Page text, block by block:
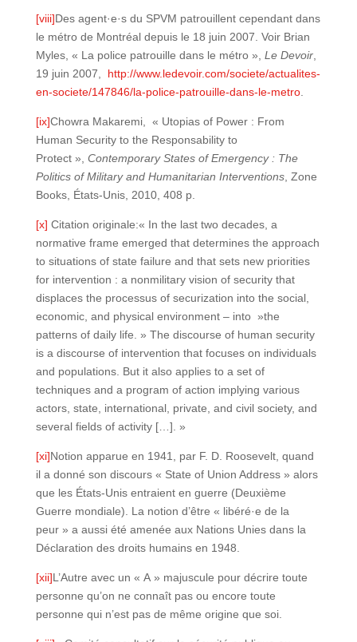
[viii]Des agent·e·s du SPVM patrouillent cependant dans
le métro de Montréal depuis le 18 juin 2007. Voir Brian
Myles, « La police patrouille dans le métro », Le Devoir,
19 juin 2007, http://www.ledevoir.com/societe/actualites-
en-societe/147846/la-police-patrouille-dans-le-metro.
[ix]Chowra Makaremi, « Utopias of Power : From
Human Security to the Responsability to
Protect », Contemporary States of Emergency : The
Politics of Military and Humanitarian Interventions, Zone
Books, États-Unis, 2010, 408 p.
[x] Citation originale:« In the last two decades, a
normative frame emerged that determines the approach
to situations of state failure and that sets new priorities
for intervention : a nonmilitary vision of security that
displaces the processus of securization into the social,
economic, and physical environment – into »the
patterns of daily life. » The discourse of human security
is a discourse of intervention that focuses on individuals
and populations. But it also applies to a set of
techniques and a program of action implying various
actors, state, international, private, and civil society, and
several fields of activity […]. »
[xi]Notion apparue en 1941, par F. D. Roosevelt, quand
il a donné son discours « State of Union Address » alors
que les États-Unis entraient en guerre (Deuxième
Guerre mondiale). La notion d’être « libéré·e de la
peur » a aussi été amenée aux Nations Unies dans la
Déclaration des droits humains en 1948.
[xii]L’Autre avec un « A » majuscule pour décrire toute
personne qu’on ne connaît pas ou encore toute
personne qui n’est pas de même origine que soi.